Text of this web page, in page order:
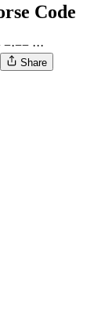
Code
−·−− ···
Share